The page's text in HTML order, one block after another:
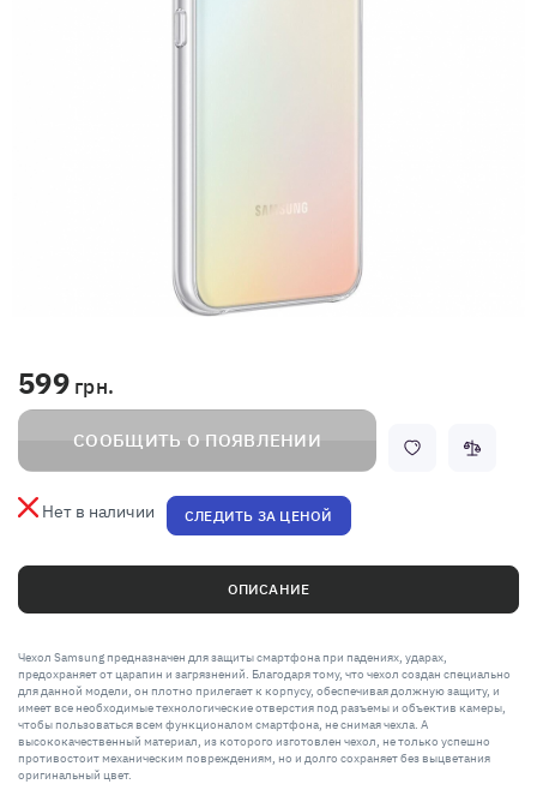
599 грн.
СООБЩИТЬ О ПОЯВЛЕНИИ
Нет в наличии СЛЕДИТЬ ЗА ЦЕНОЙ
ОПИСАНИЕ
Чехол Samsung предназначен для защиты смартфона при падениях, ударах,
предохраняет от царапин и загрязнений. Благодаря тому, что чехол создан специально
для данной модели, он плотно прилегает к корпусу, обеспечивая должную защиту, и
имеет все необходимые технологические отверстия под разъемы и объектив камеры,
чтобы пользоваться всем функционалом смартфона, не снимая чехла. А
высококачественный материал, из которого изготовлен чехол, не только успешно
противостоит механическим повреждениям, но и долго сохраняет без выцветания
оригинальный цвет.